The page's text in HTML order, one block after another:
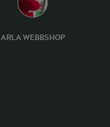
ARLA WEBBSHOP